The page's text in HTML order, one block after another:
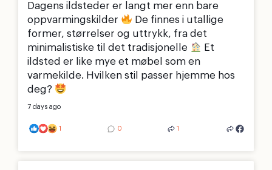
Dagens ildsteder er langt mer enn bare
oppvarmingskilder
De finnes i utallige
former, størrelser og uttrykk, fra det
minimalistiske til det tradisjonelle
Et
ildsted er like mye et møbel som en
varmekilde. Hvilken stil passer hjemme hos
deg?
7 days ago
1 0 1